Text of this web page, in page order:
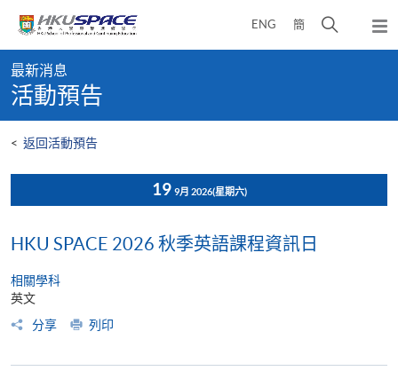
content
ENG 簡
開
彈
出
content
start
最新消息
活動預告
< 返回活動預告
19 9月 2026(星期六)
HKU SPACE 2026 秋季英語課程資訊日
相關學科
英文
分享
列印